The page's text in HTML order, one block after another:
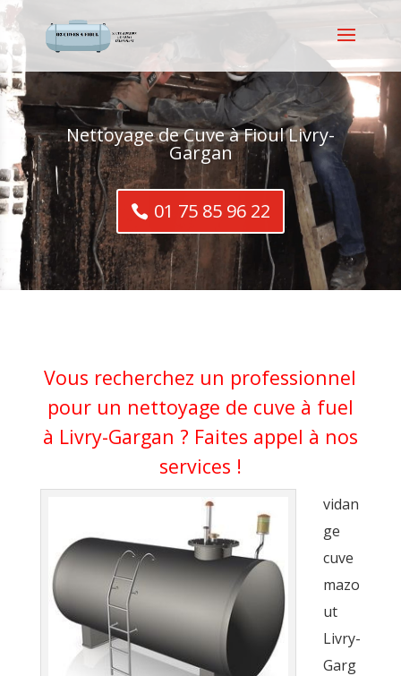
Nettoyage de Cuve à Fioul Livry-
Gargan
01 75 85 96 22
Vous recherchez un professionnel
pour un nettoyage de cuve à fuel
à Livry-Gargan ? Faites appel à nos
services !
vidan
ge
cuve
mazo
ut
Livry-
Garg